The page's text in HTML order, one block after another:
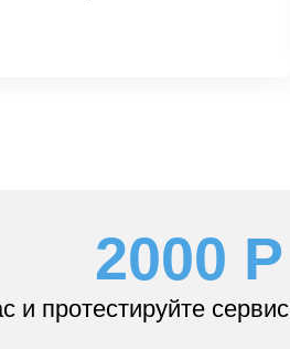
2000 Р
и протестируйте сервис